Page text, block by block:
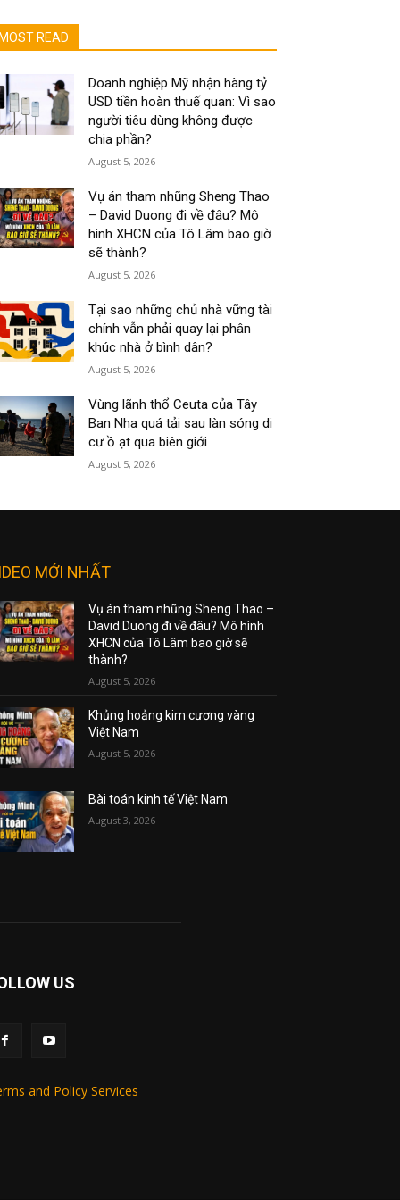
MOST READ
Doanh nghiệp Mỹ nhận hàng tỷ
USD tiền hoàn thuế quan: Vì sao
người tiêu dùng không được
chia phần?
August 5, 2026
Vụ án tham nhũng Sheng Thao
– David Duong đi về đâu? Mô
hình XHCN của Tô Lâm bao giờ
sẽ thành?
August 5, 2026
Tại sao những chủ nhà vững tài
chính vẫn phải quay lại phân
khúc nhà ở bình dân?
August 5, 2026
Vùng lãnh thổ Ceuta của Tây
Ban Nha quá tải sau làn sóng di
cư ồ ạt qua biên giới
August 5, 2026
MỚI NHẤT
Vụ án tham nhũng Sheng Thao –
David Duong đi về đâu? Mô hình
XHCN của Tô Lâm bao giờ sẽ
thành?
August 5, 2026
Khủng hoảng kim cương vàng
Việt Nam
August 5, 2026
Bài toán kinh tế Việt Nam
August 3, 2026
US
and Policy Services